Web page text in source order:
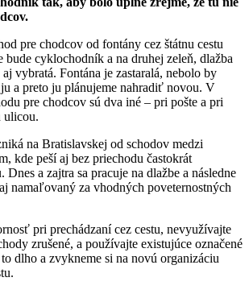
pre chodcov od fontány cez štátnu cestu
bude cyklochodník a na druhej zeleň, dlažba
vybratá. Fontána je zastaralá, nebolo by
a preto ju plánujeme nahradiť novou. V
pre chodcov sú dva iné – pri pošte a pri
ulicou.
na Bratislavskej od schodov medzi
kde peší aj bez priechodu častokrát
Dnes a zajtra sa pracuje na dlažbe a následne
namaľovaný za vhodných poveternostných
pri prechádzaní cez cestu, nevyužívajte
zrušené, a používajte existujúce označené
dlho a zvykneme si na novú organizáciu